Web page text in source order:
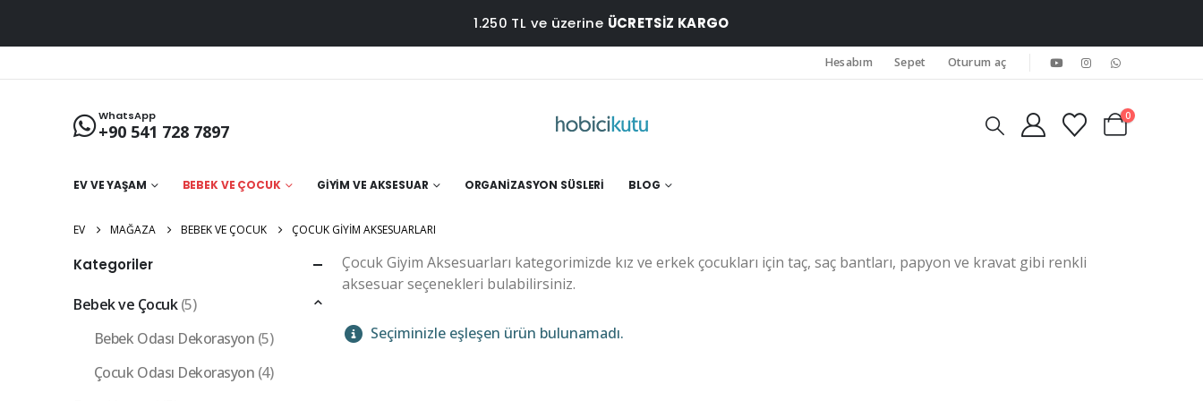
1.250 TL ve üzerine ÜCRETSİZ KARGO
Hesabım Sepet Oturum aç
WhatsApp
+90 541 728 7897
0
EV VE YAŞAM BEBEK VE ÇOCUK GIYIM VE AKSESUAR ORGANIZASYON SÜSLERI BLOG
EV MAĞAZA BEBEK VE ÇOCUK ÇOCUK GIYIM AKSESUARLARI
Çocuk Giyim Aksesuarları kategorimizde kız ve erkek çocukları için taç, saç bantları, papyon ve kravat gibi renkli
aksesuar seçenekleri bulabilirsiniz.
Seçiminizle eşleşen ürün bulunamadı.
Kategoriler
Bebek ve Çocuk (5)
Bebek Odası Dekorasyon (5)
Çocuk Odası Dekorasyon (4)